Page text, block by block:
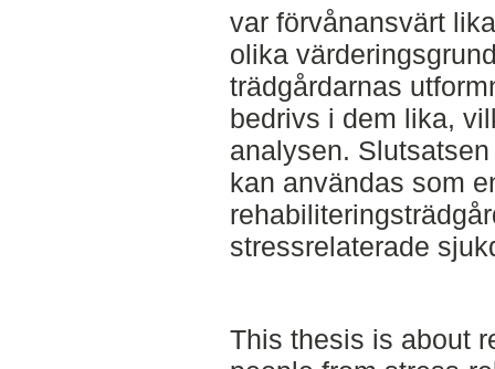
var förvånansvärt
olika
trädgårdarnas
bedrivs i dem lika,
analysen.
kan användas som
stressrelaterade
This thesis is about